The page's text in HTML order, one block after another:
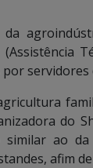
servidores
do
ao
afim